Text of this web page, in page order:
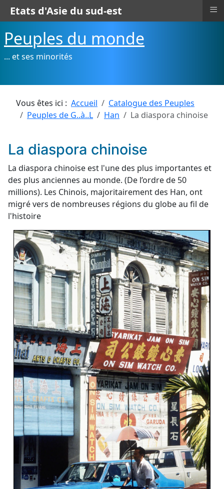
Peuples du monde
... et ses minorités
Vous êtes ici : Accueil
Catalogue des Peuples
Peuples de G..à..L
Han La diaspora chinoise
La diaspora chinoise
La diaspora chinoise est l'une des plus importantes et
des plus anciennes au monde. (De l’ordre de 50
millions). Les Chinois, majoritairement des Han, ont
migré vers de nombreuses régions du globe au fil de
l'histoire
Etats d'Asie du sud-est ≡